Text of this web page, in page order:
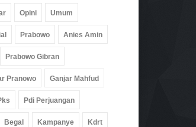
Opini Umum
Prabowo Anies Amin
Prabowo Gibran
Pranowo Ganjar Mahfud
Pdi Perjuangan
Begal Kampanye Kdrt